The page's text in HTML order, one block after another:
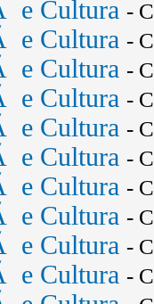
e Cultura -
e Cultura -
e Cultura -
e Cultura -
e Cultura -
e Cultura -
e Cultura -
e Cultura -
e Cultura -
e Cultura -